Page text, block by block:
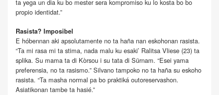
ta yega un dia ku bo mester sera kompromiso ku lo kosta bo bo
propio identidat.”
Rasista? Imposibel
E hóbennan aki apsolutamente no ta haña nan eskohonan rasista.
“Ta mi rasa mi ta stima, nada malu ku esaki’ Ralitsa Vliese (23) ta
splika. Su mama ta di Kòrsou i su tata di Sürnam. “Esei yama
preferensia, no ta rasismo.” Silvano tampoko no ta haña su eskoho
rasista. “Ta masha normal pa bo praktiká outoreservashon.
Asiatikonan tambe ta hasié.”